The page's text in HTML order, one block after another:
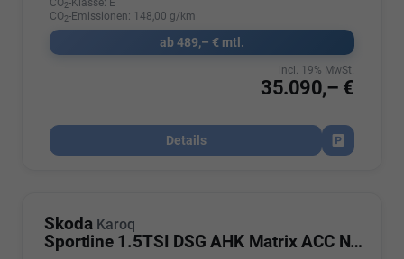
CO2-Klasse: E
CO2-Emissionen: 148,00 g/km
ab 489,– € mtl.
35.090,– €
incl. 19% MwSt.
Details
Fahrzeug
Skoda Karoq
Sportline 1.5TSI DSG AHK Matrix ACC Navi Sound Totwinkel